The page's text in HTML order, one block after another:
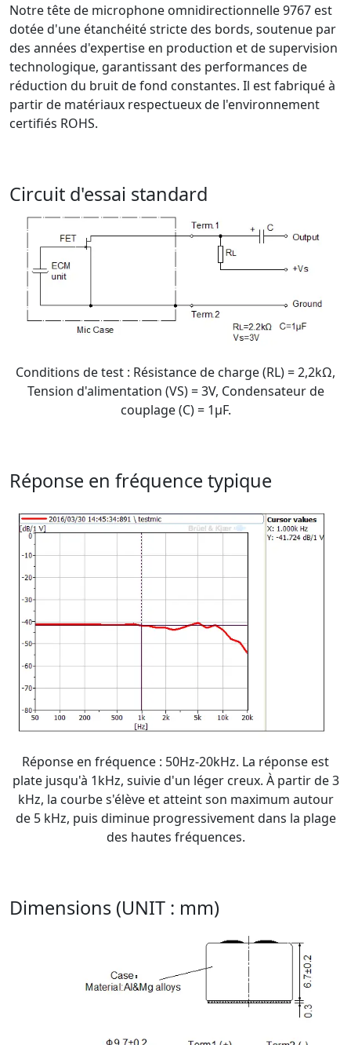
Notre tête de microphone omnidirectionnelle 9767 est
dotée d'une étanchéité stricte des bords, soutenue par
des années d'expertise en production et de supervision
technologique, garantissant des performances de
réduction du bruit de fond constantes. Il est fabriqué à
partir de matériaux respectueux de l'environnement
certifiés ROHS.
Circuit d'essai standard
Conditions de test : Résistance de charge (RL) = 2,2kΩ,
Tension d'alimentation (VS) = 3V, Condensateur de
couplage (C) = 1μF.
Réponse en fréquence typique
Réponse en fréquence : 50Hz-20kHz. La réponse est
plate jusqu'à 1kHz, suivie d'un léger creux. À partir de 3
kHz, la courbe s'élève et atteint son maximum autour
de 5 kHz, puis diminue progressivement dans la plage
des hautes fréquences.
Dimensions (UNIT : mm)